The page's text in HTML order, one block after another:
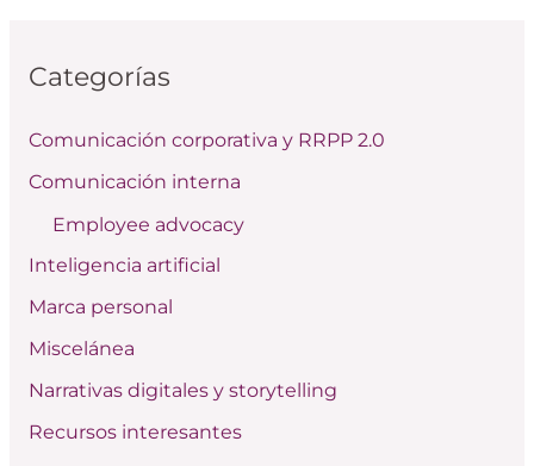
a
p
o
:
Categorías
Comunicación corporativa y RRPP 2.0
Comunicación interna
Employee advocacy
Inteligencia artificial
Marca personal
Miscelánea
Narrativas digitales y storytelling
Recursos interesantes